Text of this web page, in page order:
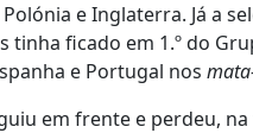
e Inglaterra. Já a
tinha ficado em 1.º do
e Portugal nos
em frente e perdeu,